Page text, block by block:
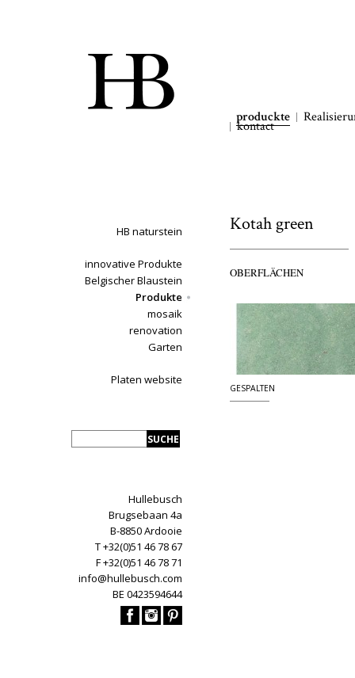
produckte
kontact
HB naturstein
innovative Produkte
Belgischer Blaustein
Produkte
mosaik
renovation
Garten
Platen website
Hullebusch
Brugsebaan 4a
B-8850 Ardooie
T +32(0)51 46 78 67
F +32(0)51 46 78 71
info@hullebusch.com
BE 0423594644
Kotah green
OBERFLÄCHEN
GESPALTEN